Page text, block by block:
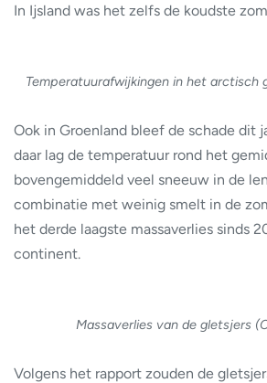
In Ijsland was het zelfs de koudste
Temperatuurafwijkingen in het arctisch
Ook in Groenland bleef de schade dit
daar lag de temperatuur rond het
bovengemiddeld veel sneeuw in de
combinatie met weinig smelt in de
het derde laagste massaverlies sinds
continent.
Massaverlies van de gletsjers
Volgens het rapport zouden de